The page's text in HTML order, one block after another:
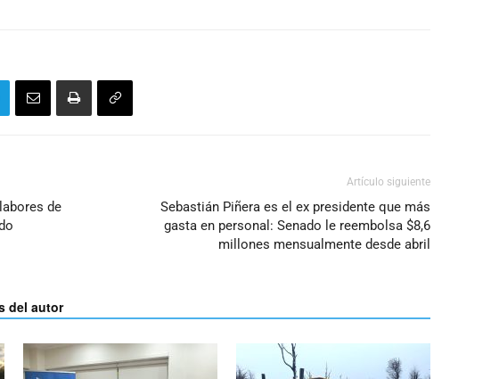
de
Artículo siguiente
Sebastián Piñera es el ex presidente que más
gasta en personal: Senado le reembolsa $8,6
millones mensualmente desde abril
del autor